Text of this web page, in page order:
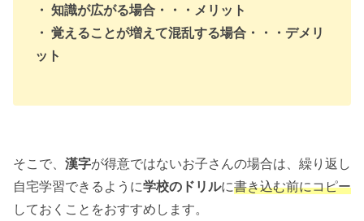
・ 知識が広がる場合・・・メリット
・ 覚えることが増えて混乱する場合・・・デメリ
ット
そこで、 漢字が得意ではないお子さんの場合は、繰り返し
自宅学習できるように学校のドリルに書き込む前にコピー
しておくことをおすすめします。